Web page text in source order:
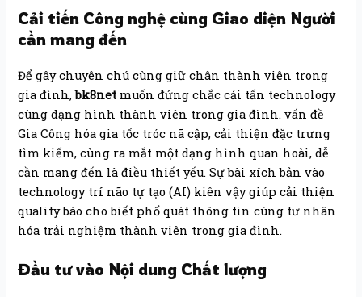
Cải tiến Công nghệ cùng Giao diện Người
cần mang đến
Để gây chuyên chú cùng giữ chân thành viên trong
gia đình,bk8net muốn đứng chắc cải tấn technology
cùng dạng hình thành viên trong gia đình. vấn đề
Gia Công hóa gia tốc tróc nã cập, cải thiện đặc trưng
tìm kiếm, cùng ra mắt một dạng hình quan hoài, dễ
cần mang đến là điều thiết yếu. Sự bài xích bản vào
technology trí não tự tạo (AI) kiên vậy giúp cải thiện
quality báo cho biết phổ quát thông tin cùng tư nhân
hóa trải nghiệm thành viên trong gia đình.
Đầu tư vào Nội dung Chất lượng